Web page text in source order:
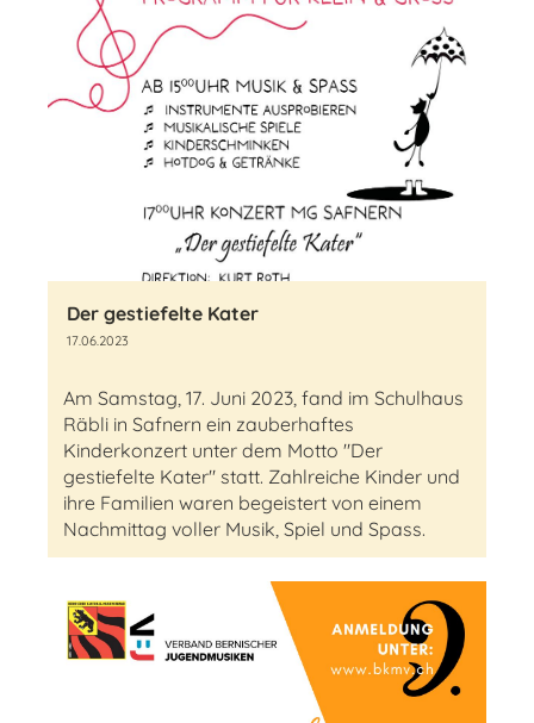
Der gestiefelte Kater
17.06.2023
Am Samstag, 17. Juni 2023, fand im Schulhaus
Räbli in Safnern ein zauberhaftes
Kinderkonzert unter dem Motto "Der
gestiefelte Kater" statt. Zahlreiche Kinder und
ihre Familien waren begeistert von einem
Nachmittag voller Musik, Spiel und Spass.